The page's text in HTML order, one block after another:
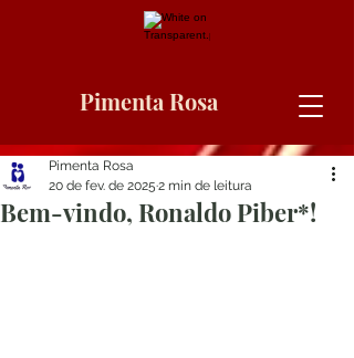
Pimenta Rosa
Bem-vindo, Ronaldo Piber*!
Pimenta Rosa
20 de fev. de 2025 2 min de leitura